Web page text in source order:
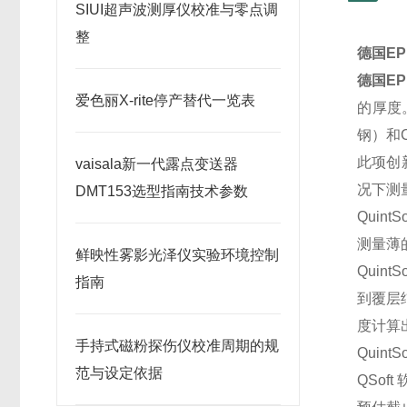
SIUI超声波测厚仪校准与零点调
整
爱色丽X-rite停产替代一览表
vaisala新一代露点变送器
DMT153选型指南技术参数
鲜映性雾影光泽仪实验环境控制
指南
手持式磁粉探伤仪校准周期的规
范与设定依据
德国
德国
的厚度
钢）和
此项创
况下测
测量薄
到覆层
度计算
QSoft